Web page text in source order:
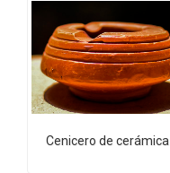
Cenicero de cerámica